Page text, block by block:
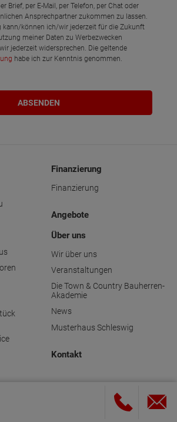
Brief, per E-Mail, per Telefon, per Chat oder
Ansprechpartner zukommen zu lassen.
kann/können ich/wir jederzeit für die Zukunft
meiner Daten zu Werbezwecken
jederzeit widersprechen. Die geltende
habe ich zur Kenntnis genommen.
Finanzierung
Finanzierung
Angebote
Über uns
Wir über uns
Veranstaltungen
Die Town & Country Bauherren-
Akademie
News
Musterhaus Schleswig
Kontakt
Flensburg GmbH & Co. KG